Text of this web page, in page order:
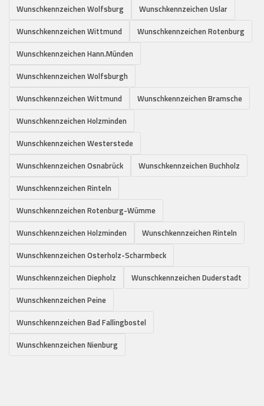
Wunschkennzeichen Wolfsburg
Wunschkennzeichen Uslar
Wunschkennzeichen Wittmund
Wunschkennzeichen Rotenburg
Wunschkennzeichen Hann.Münden
Wunschkennzeichen Wolfsburgh
Wunschkennzeichen Wittmund
Wunschkennzeichen Bramsche
Wunschkennzeichen Holzminden
Wunschkennzeichen Westerstede
Wunschkennzeichen Osnabrück
Wunschkennzeichen Buchholz
Wunschkennzeichen Rinteln
Wunschkennzeichen Rotenburg-Wümme
Wunschkennzeichen Holzminden
Wunschkennzeichen Rinteln
Wunschkennzeichen Osterholz-Scharmbeck
Wunschkennzeichen Diepholz
Wunschkennzeichen Duderstadt
Wunschkennzeichen Peine
Wunschkennzeichen Bad Fallingbostel
Wunschkennzeichen Nienburg